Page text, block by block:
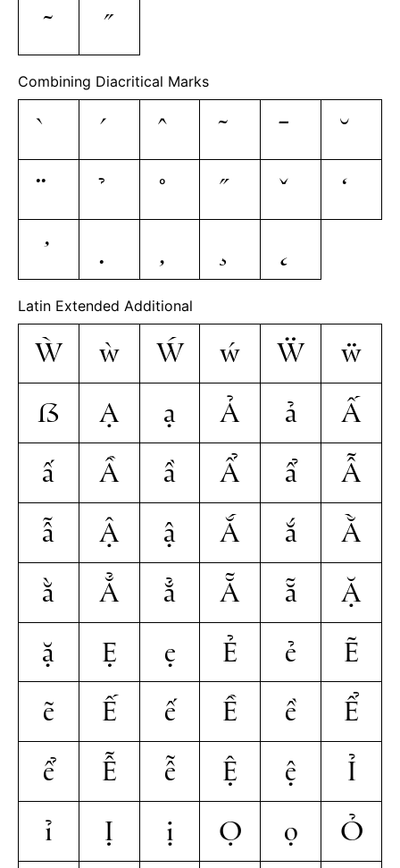
˜
˝
Combining Diacritical Marks
Latin Extended Additional
Ẁ ẁ Ẃ ẃ Ẅ
ẅ
ẞ
Ạ ạ Ả ả
Ấ
ấ
Ầ ầ Ẩ ẩ
Ẫ
ẫ
Ậ ậ Ắ ắ
Ằ
ằ
Ẳ ẳ Ẵ ẵ
Ặ
ặ
Ẹ ẹ Ẻ ẻ
Ẽ
ẽ
Ế ế Ề ề
Ể
ể
Ễ ễ Ệ ệ
Ỉ
ỉ
Ị ị Ọ ọ
Ỏ